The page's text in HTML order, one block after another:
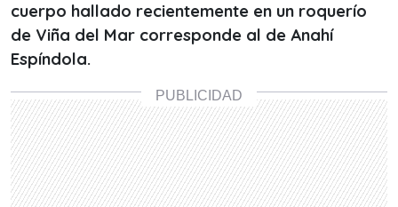
cuerpo hallado recientemente en un roquerío
de Viña del Mar corresponde al de Anahí
Espíndola.